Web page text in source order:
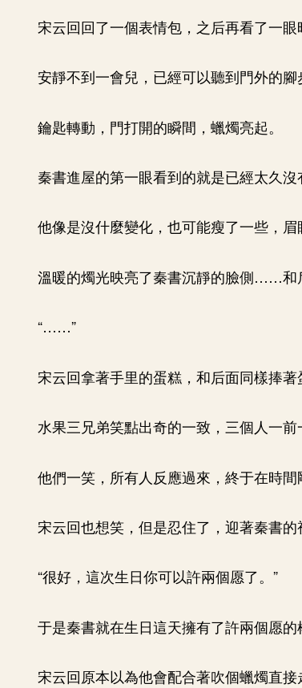
宋云回回了一個表情包，之后再看了一眼
安靜不到一會兒，已經可以聽到門外的腳
鑰匙轉動，門打開的瞬間，蠟燭亮起。
秦書進屋的第一眼看到的就是已經太久沒
他像是沒什麼變化，也可能瘦了一些，眉
溫暖的燭光映亮了秦書沉靜的臉側……和
“……”
宋云回拿著手里的蛋糕，和后面同樣捧著
水果三兄弟笑點出奇的一致，三個人一前
他們一笑，所有人反應過來，終于在時間
宋云回也想笑，但是忍住了，迎著秦書的
“很好，這次生日你可以許兩個愿了。”
于是秦書就在生日這天擁有了許兩個愿的
宋云回原本以為他會配合著吹個蠟燭直